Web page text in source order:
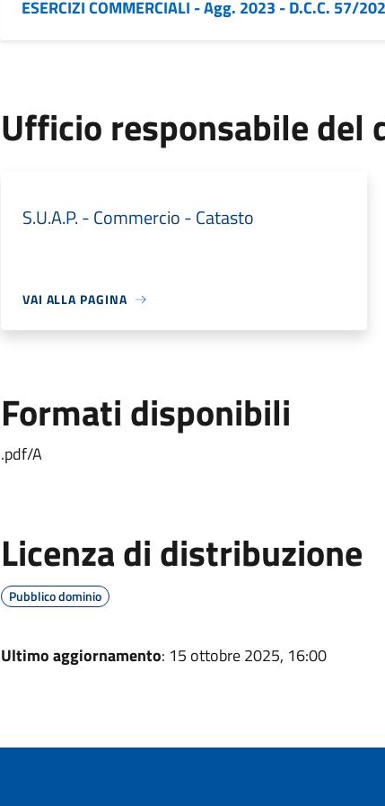
ESERCIZI COMMERCIALI - Agg. 2023 - D.C.C. 57/
Ufficio responsabile del
S.U.A.P. - Commercio - Catasto
VAI ALLA PAGINA
Formati disponibili
.pdf/A
Licenza di distribuzione
Pubblico dominio
Ultimo aggiornamento: 15 ottobre 2025, 16:00